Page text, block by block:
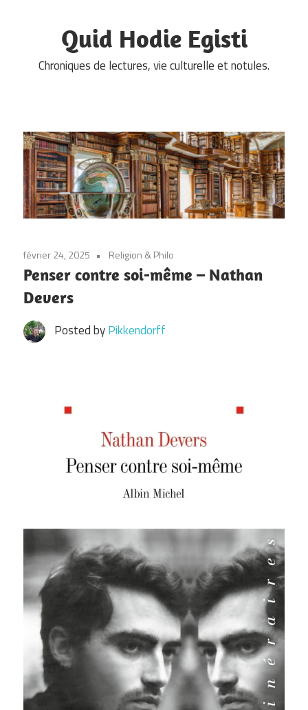
Quid Hodie Egisti
Chroniques de lectures, vie culturelle et notules.
février 24, 2025 Religion & Philo
Penser contre soi-même – Nathan
Devers
Posted byPikkendorff